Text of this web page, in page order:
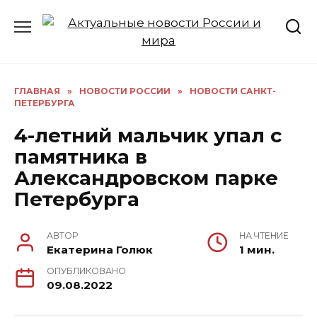
ГЛАВНАЯ » НОВОСТИ РОССИИ »
НОВОСТИ САНКТ-
ПЕТЕРБУРГА
4-летний мальчик упал с
памятника в
Александровском парке
Петербурга
АВТОР
Екатерина Голюк
НА ЧТЕНИЕ
1 мин.
ОПУБЛИКОВАНО
09.08.2022